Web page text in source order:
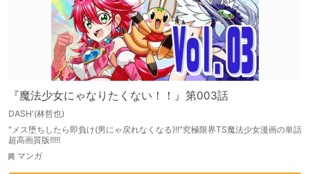
『魔法少女にゃなりたくない！！』第003話
DASH'(林哲也)
"メス堕ちしたら即負け(男にゃ戻れなくなる)!!"究極限界TS魔法少女漫画の単話
超高画質版!!!!!
マンガ